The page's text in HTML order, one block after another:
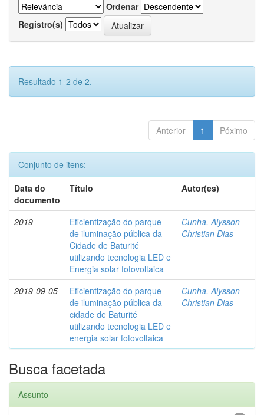
Ordenar
Registro(s)
Resultado 1-2 de 2.
Anterior 1 Póximo
Conjunto de itens:
Data do
documento
Título Autor(es)
2019
Eficientização do parque
de iluminação pública da
Cidade de Baturité
utilizando tecnologia LED e
Energia solar fotovoltaica
Cunha, Alysson
Christian Dias
2019-09-05
Eficientização do parque
de iluminação pública da
cidade de Baturité
utilizando tecnologia LED e
energia solar fotovoltaica
Cunha, Alysson
Christian Dias
Busca facetada
Assunto